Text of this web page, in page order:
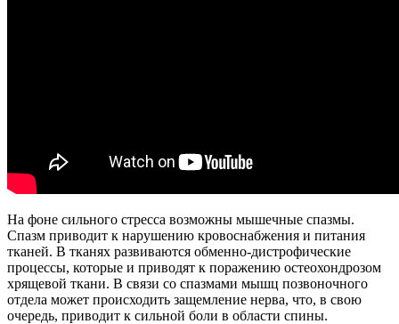
На фоне сильного стресса возможны мышечные спазмы.
Спазм приводит к нарушению кровоснабжения и питания
тканей. В тканях развиваются обменно-дистрофические
процессы, которые и приводят к поражению остеохондрозом
хрящевой ткани. В связи со спазмами мышц позвоночного
отдела может происходить защемление нерва, что, в свою
очередь, приводит к сильной боли в области спины.